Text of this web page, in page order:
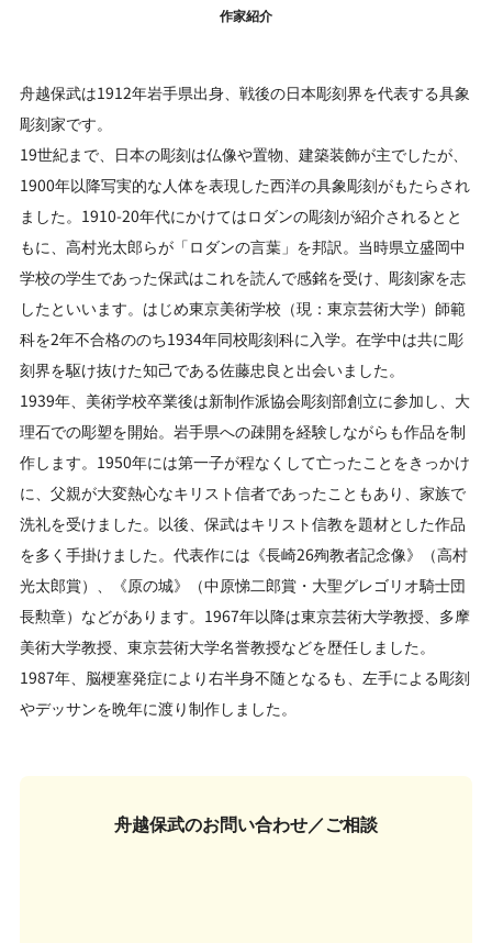
作家紹介
舟越保武は1912年岩手県出身、戦後の日本彫刻界を代表する具象
彫刻家です。
19世紀まで、日本の彫刻は仏像や置物、建築装飾が主でしたが、
1900年以降写実的な人体を表現した西洋の具象彫刻がもたらされ
ました。1910-20年代にかけてはロダンの彫刻が紹介されるとと
もに、高村光太郎らが「ロダンの言葉」を邦訳。当時県立盛岡中
学校の学生であった保武はこれを読んで感銘を受け、彫刻家を志
したといいます。はじめ東京美術学校（現：東京芸術大学）師範
科を2年不合格ののち1934年同校彫刻科に入学。在学中は共に彫
刻界を駆け抜けた知己である佐藤忠良と出会いました。
1939年、美術学校卒業後は新制作派協会彫刻部創立に参加し、大
理石での彫塑を開始。岩手県への疎開を経験しながらも作品を制
作します。1950年には第一子が程なくして亡ったことをきっかけ
に、父親が大変熱心なキリスト信者であったこともあり、家族で
洗礼を受けました。以後、保武はキリスト信教を題材とした作品
を多く手掛けました。代表作には《長崎26殉教者記念像》（高村
光太郎賞）、《原の城》（中原悌二郎賞・大聖グレゴリオ騎士団
長勲章）などがあります。1967年以降は東京芸術大学教授、多摩
美術大学教授、東京芸術大学名誉教授などを歴任しました。
1987年、脳梗塞発症により右半身不随となるも、左手による彫刻
やデッサンを晩年に渡り制作しました。
舟越保武のお問い合わせ／ご相談